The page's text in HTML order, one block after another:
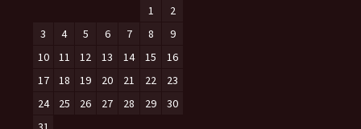
1
2
3
4 5 6 7 8
9
10
11 12 13 14 15
16
17
18 19 20 21 22
23
24
25 26 27 28 29
30